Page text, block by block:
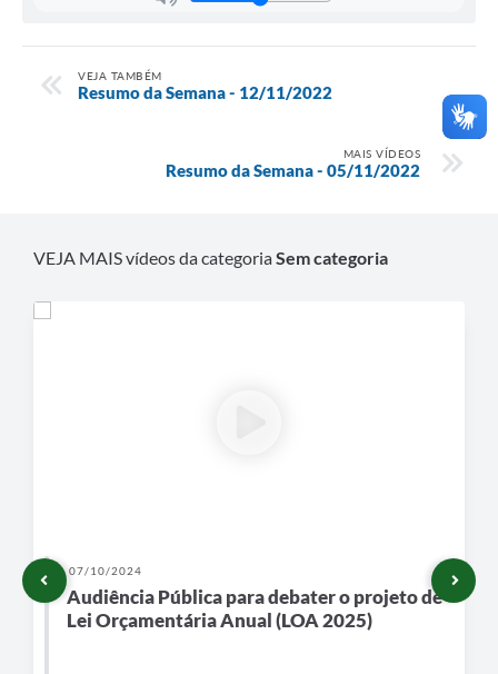
VEJA TAMBÉM
Resumo da Semana - 12/11/2022
MAIS VÍDEOS
Resumo da Semana - 05/11/2022
VEJA MAIS vídeos da categoriaSem categoria
07/10/2024
Audiência Pública para debater o projeto de
Lei Orçamentária Anual (LOA 2025)